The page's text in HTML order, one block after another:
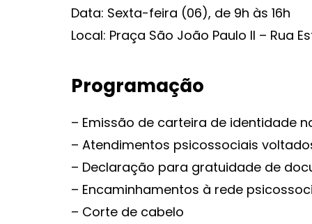
Data: Sexta-feira (06), de 9h às 16h
Local: Praça São João Paulo II – Rua
Programação
– Emissão de carteira de identidade
– Atendimentos psicossociais
– Declaração para gratuidade de
– Encaminhamentos à rede
– Corte de cabelo